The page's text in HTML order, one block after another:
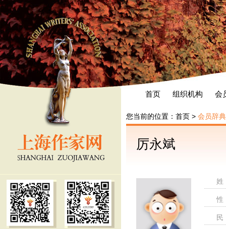
首页 组织机构 会
您当前的位置： 首页 > 会员辞典
厉永斌